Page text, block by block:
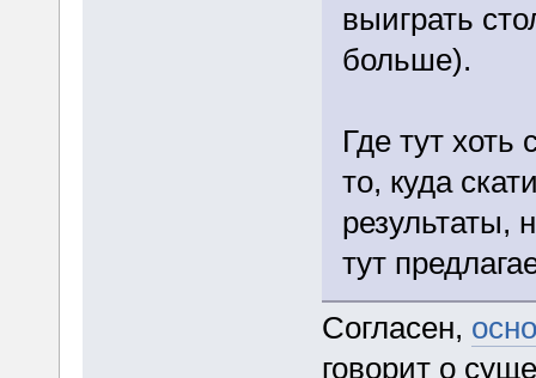
выиграть
больше).
Где тут хоть
то, куда
результаты,
тут
Согласен,
говорит о